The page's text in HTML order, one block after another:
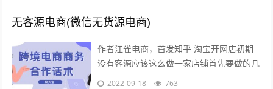
无客源电商(微信无货源电商)
作者江雀电商，首发知乎 淘宝开网店初期
没有客源应该这么做一家店铺首先要做的几
点第一步产品上架 第二步店铺装修 第三步
2022-09-18 763